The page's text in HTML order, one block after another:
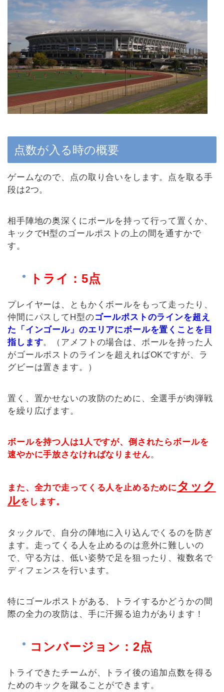
点数が入る時の概要
ゲームなので、点の取り合いをします。点を取る手
段は2つ。
相手陣地の奥深くにボールを持って行って置くか、
キックでH型のゴールポストの上の間を通すかで
す。
トライ：5点
プレイヤーは、ともかくボールをもって走ったり、
仲間にパスしてH型のゴールポストのラインを超え
た「インゴール」のエリアにボールを置くことを目
指します。（アメフトの場合は、ボールを持った人
がゴールポストのラインを超えればOKですが、ラ
グビーは置きます。）
置く、置かせないの攻防のために、全選手が肉弾戦
を繰り広げます。
ボールを持つ人は1人ですが、倒されたらボールを
速やかに手放さなければなりません。
また、全力で走ってくる人を止めるために タック
ルをします。
タックルで、自分の陣地に入り込んでくるのを防ぎ
ます。走ってくる人を止めるのは意外に難しいの
で、守る方は、低い姿勢で足を狙ったり、複数名で
ディフェンスを行います。
特にゴールポストがある、トライするかどうかの間
際の全力の攻防は、手に汗握る迫力があります！
コンバージョン：2点
トライできたチームが、トライ後の追加点数を得る
ためのキックを蹴ることができます。